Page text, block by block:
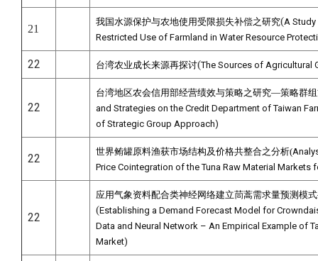
21
我国水源保护与农地使用受限损失补偿之研究(A
Restricted Use of Farmland in Water Resource
22 台湾农业成长来源再探讨(The Sources of Agricultural
22
台湾地区农会信用部经营绩效与策略之研究—策略群
and Strategies on the Credit Department of Taiwan
of Strategic Group Approach)
22
世界鲔罐原料渔获市场结构及价格共整合之分析(
Price Cointegration of the Tuna Raw Material Markets
22
应用气象资料配合类神经网络建立茼蒿需求量预测模
(Establishing a Demand Forecast Model for
Data and Neural Network – An Empirical Example of
Market)